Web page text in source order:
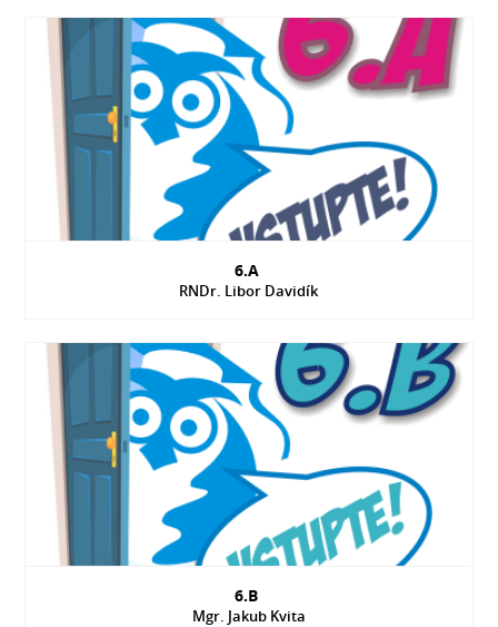
6.A
RNDr. Libor Davidík
6.B
Mgr. Jakub Kvita